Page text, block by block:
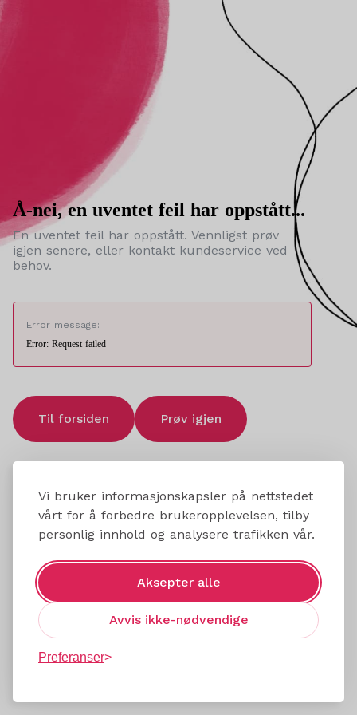
Vi bruker informasjonskapsler på nettstedet
vårt for å forbedre brukeropplevelsen, tilby
personlig innhold og analysere trafikken vår.
Aksepter alle
Avvis ikke-nødvendige
Preferanser
Å-nei, en uventet feil har oppstått...
En uventet feil har oppstått. Vennligst prøv
igjen senere, eller kontakt kundeservice ved
behov.
Error message:
Error: Request failed
Til forsiden Prøv igjen